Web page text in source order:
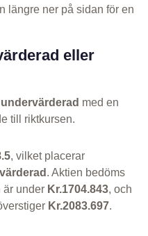
längre ner på sidan för en
eller
undervärderad med en
till riktkursen.
, vilket placerar
. Aktien bedöms
är under Kr.1704.843, och
Kr.2083.697.